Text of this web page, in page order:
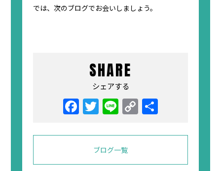
では、次のブログでお会いしましょう。
SHARE
シェアする
Facebook
Twitter
LineCopy
ブログ一覧